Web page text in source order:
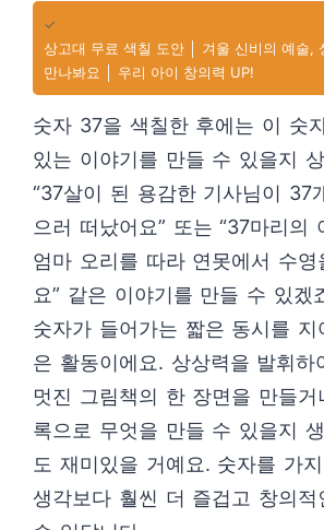
✓
상고대 무료 색칠 도안 │ 겨울 신비의 예술,
만나봐요 │ 우리 아이 창의력 UP!
숫자 37을 색칠한 후에는 이 숫
있는 이야기를 만들 수 있을지
“37살이 된 용감한 기사님이 37
으러 떠났어요” 또는 “37마리의
엄마 오리를 따라 연못에서 수영
요” 같은 이야기를 만들 수 있겠
숫자가 들어가는 짧은 동시를
은 활동이에요. 상상력을 발휘하
멋진 그림책의 한 장면을 만들
록으로 무엇을 만들 수 있을지
도 재미있을 거예요. 숫자를 가
생각보다 훨씬 더 즐겁고 창의적